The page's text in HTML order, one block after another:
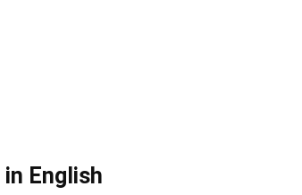
English